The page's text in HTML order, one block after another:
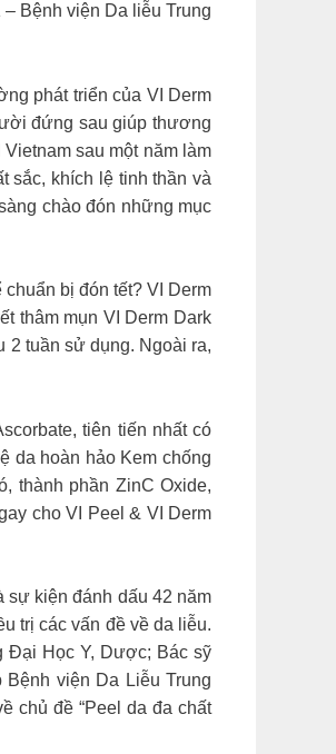
Bệnh viện Da liễu Trung
phát triển của VI Derm
đứng sau giúp thương
sau một năm làm
sắc, khích lệ tinh thần và
chào đón những mục
bị đón tết? VI Derm
thâm mụn VI Derm Dark
2 tuần sử dụng. Ngoài ra,
tiên tiến nhất có
da hoàn hảo Kem chống
thành phần ZinC Oxide,
cho VI Peel & VI Derm
sự kiện đánh dấu 42 năm
trị các vấn đề về da liễu.
Đại Học Y, Dược; Bác sỹ
viện Da Liễu Trung
chủ đề “Peel da đa chất